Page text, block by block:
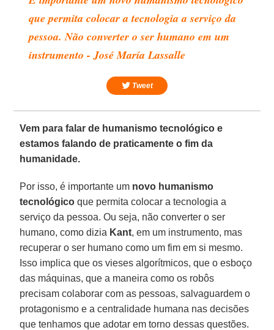
que permita colocar a tecnologia a serviço da
pessoa. Não converter o ser humano em um
instrumento - José María Lassalle
Tweet
Vem para falar de humanismo tecnológico e
estamos falando de praticamente o fim da
humanidade.
Por isso, é importante um novo humanismo
tecnológico que permita colocar a tecnologia a
serviço da pessoa. Ou seja, não converter o ser
humano, como dizia Kant, em um instrumento, mas
recuperar o ser humano como um fim em si mesmo.
Isso implica que os vieses algorítmicos, que o esboço
das máquinas, que a maneira como os robôs
precisam colaborar com as pessoas, salvaguardem o
protagonismo e a centralidade humana nas decisões
que tenhamos que adotar em torno dessas questões.